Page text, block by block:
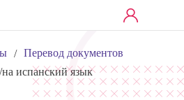
/ Перевод документов
испанский язык